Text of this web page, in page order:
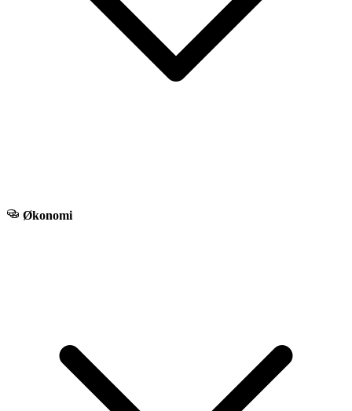
Økonomi